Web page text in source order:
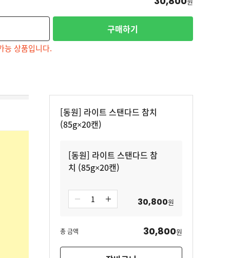
구매하기
능 상품입니다.
[동원] 라이트 스탠다드 참치
(85g×20캔)
[동원] 라이트 스탠다드 참
치 (85g×20캔)
30,800원
총 금액 30,800원